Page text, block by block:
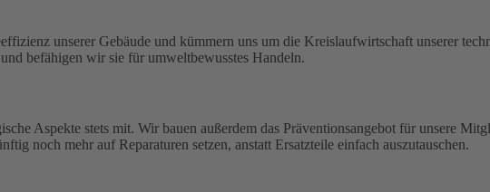
unserer Gebäude und kümmern uns um die Kreislaufwirtschaft unserer
befähigen wir sie für umweltbewusstes Handeln.
Aspekte stets mit. Wir bauen außerdem das Präventionsangebot für unsere
noch mehr auf Reparaturen setzen, anstatt Ersatzteile einfach auszutauschen.